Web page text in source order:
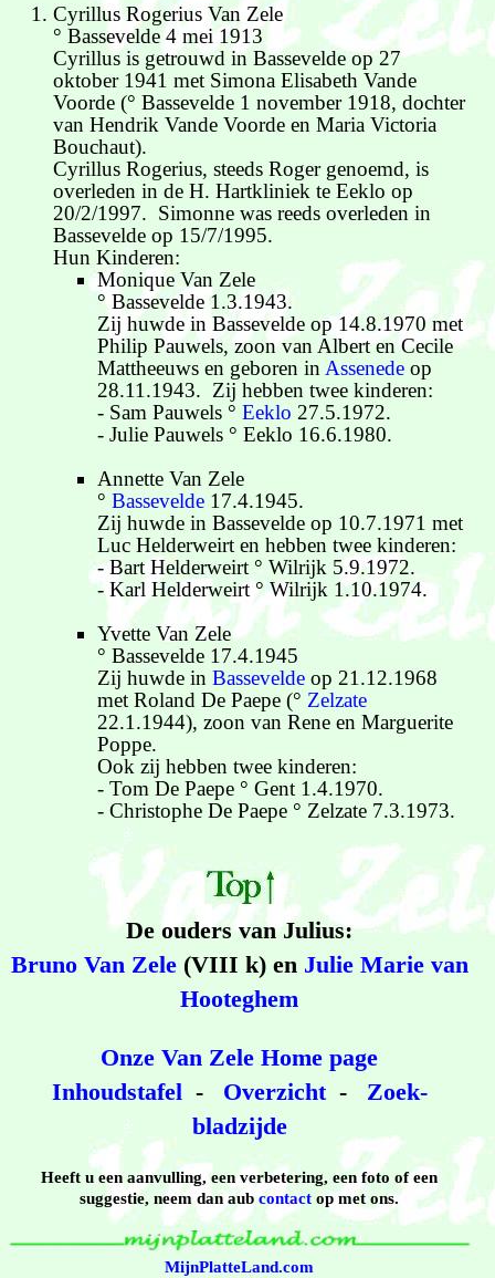
Cyrillus Rogerius Van Zele
° Bassevelde 4 mei 1913
Cyrillus is getrouwd in Bassevelde op 27
oktober 1941 met Simona Elisabeth Vande
Voorde (° Bassevelde 1 november 1918, dochter
van Hendrik Vande Voorde en Maria Victoria
Bouchaut).
Cyrillus Rogerius, steeds Roger genoemd, is
overleden in de H. Hartkliniek te Eeklo op
20/2/1997. Simonne was reeds overleden in
Bassevelde op 15/7/1995.
Hun Kinderen:
Monique Van Zele
° Bassevelde 1.3.1943.
Zij huwde in Bassevelde op 14.8.1970 met
Philip Pauwels, zoon van Albert en Cecile
Mattheeuws en geboren in Assenede op
28.11.1943. Zij hebben twee kinderen:
- Sam Pauwels ° Eeklo 27.5.1972.
- Julie Pauwels ° Eeklo 16.6.1980.
Annette Van Zele
° Bassevelde 17.4.1945.
Zij huwde in Bassevelde op 10.7.1971 met
Luc Helderweirt en hebben twee kinderen:
- Bart Helderweirt ° Wilrijk 5.9.1972.
- Karl Helderweirt ° Wilrijk 1.10.1974.
Yvette Van Zele
° Bassevelde 17.4.1945
Zij huwde in Bassevelde op 21.12.1968
met Roland De Paepe (° Zelzate
22.1.1944), zoon van Rene en Marguerite
Poppe.
Ook zij hebben twee kinderen:
- Tom De Paepe ° Gent 1.4.1970.
- Christophe De Paepe ° Zelzate 7.3.1973.
De ouders van Julius:
Bruno Van Zele(VIII k) en Julie Marie van
Hooteghem
Onze Van Zele Home page
Inhoudstafel - Overzicht- Zoek-
bladzijde
Heeft u een aanvulling, een verbetering, een foto of een
suggestie, neem dan aubcontact op met ons.
MijnPlatteLand.com